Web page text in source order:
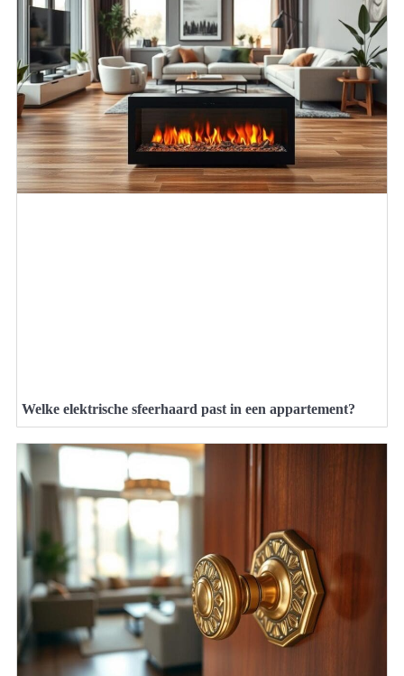
Welke elektrische sfeerhaard past in een appartement?